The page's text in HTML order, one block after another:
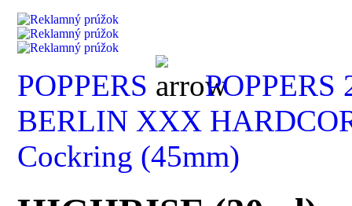
POPPERS
POPPERS
BERLIN XXX
Cockring (45mm)